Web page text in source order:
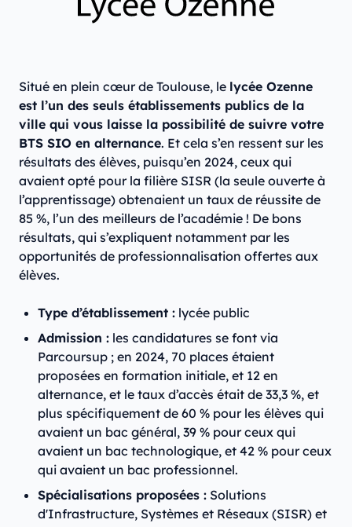
Situé en plein cœur de Toulouse, le lycée Ozenne
est l’un des seuls établissements publics de la
ville qui vous laisse la possibilité de suivre votre
BTS SIO en alternance. Et cela s’en ressent sur les
résultats des élèves, puisqu’en 2024, ceux qui
avaient opté pour la filière SISR (la seule ouverte à
l’apprentissage) obtenaient un taux de réussite de
85 %, l’un des meilleurs de l’académie ! De bons
résultats, qui s’expliquent notamment par les
opportunités de professionnalisation offertes aux
élèves.
Type d’établissement : lycée public
Admission : les candidatures se font via
Parcoursup ; en 2024, 70 places étaient
proposées en formation initiale, et 12 en
alternance, et le taux d’accès était de 33,3 %, et
plus spécifiquement de 60 % pour les élèves qui
avaient un bac général, 39 % pour ceux qui
avaient un bac technologique, et 42 % pour ceux
qui avaient un bac professionnel.
Spécialisations proposées : Solutions
d'Infrastructure, Systèmes et Réseaux (SISR) et